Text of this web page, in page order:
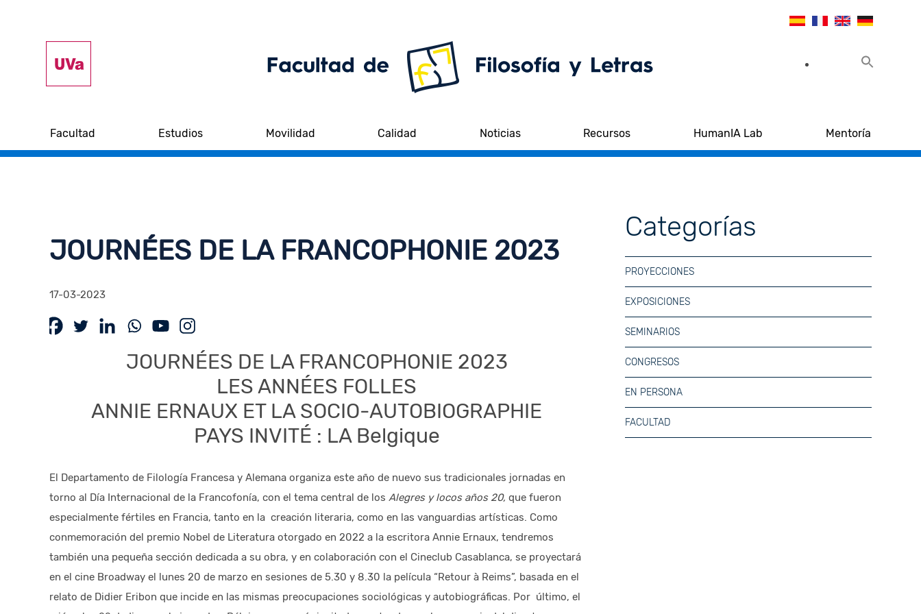
Facultad Estudios Movilidad Calidad Noticias Recursos HumanIA Lab Mentoría
JOURNÉES DE LA FRANCOPHONIE 2023
17-03-2023
JOURNÉES DE LA FRANCOPHONIE 2023
LES ANNÉES FOLLES
ANNIE ERNAUX ET LA SOCIO-AUTOBIOGRAPHIE
PAYS INVITÉ : LA Belgique
El Departamento de Filología Francesa y Alemana organiza este año de nuevo sus tradicionales jornadas en
torno al Día Internacional de la Francofonía, con el tema central de los Alegres y locos años 20, que fueron
especialmente fértiles en Francia, tanto en la creación literaria, como en las vanguardias artísticas. Como
conmemoración del premio Nobel de Literatura otorgado en 2022 a la escritora Annie Ernaux, tendremos
también una pequeña sección dedicada a su obra, y en colaboración con el Cineclub Casablanca, se proyectará
en el cine Broadway el lunes 20 de marzo en sesiones de 5.30 y 8.30 la película “Retour à Reims”, basada en el
relato de Didier Eribon que incide en las mismas preocupaciones sociológicas y autobiográficas. Por último, el
Categorías
PROYECCIONES
EXPOSICIONES
SEMINARIOS
CONGRESOS
EN PERSONA
FACULTAD